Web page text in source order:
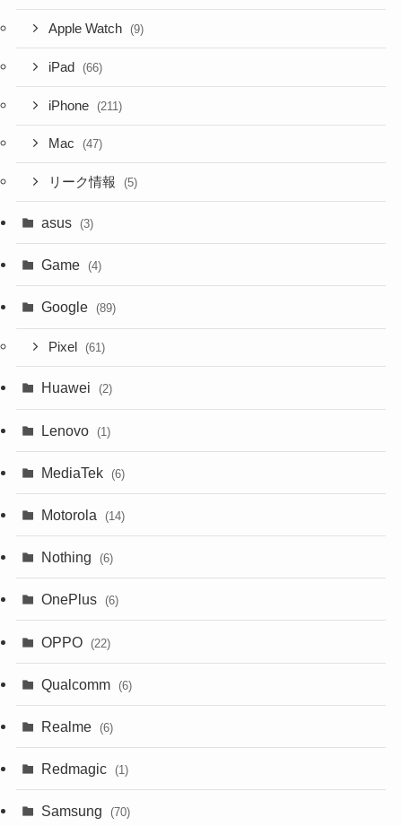
Apple Watch (9)
iPad (66)
iPhone (211)
Mac (47)
リーク情報 (5)
asus (3)
Game (4)
Google (89)
Pixel (61)
Huawei (2)
Lenovo (1)
MediaTek (6)
Motorola (14)
Nothing (6)
OnePlus (6)
OPPO (22)
Qualcomm (6)
Realme (6)
Redmagic (1)
Samsung (70)